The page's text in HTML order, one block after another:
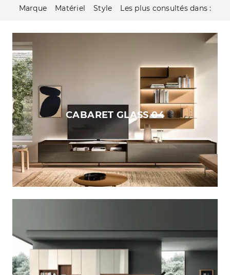
Marque Matériel Style Les plus consultés dans :
CABARET GLASS 04